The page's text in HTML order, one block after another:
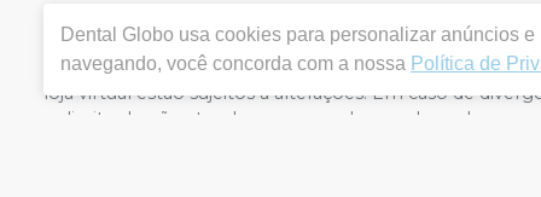
Vila Queiroz – Limeira / SP | Autorizações de
(2.09625.4) | Responsável Técnico: Gilberto Braz dos
loja virtual estão sujeitos a alterações. Em caso de
o direito de não atender compras de grandes volumes
Dental Globo usa cookies para personalizar anúncios
navegando, você concorda com a nossa Política de